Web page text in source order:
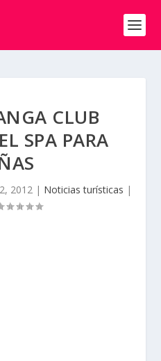
CLUB
SPA PARA
2012| Noticias turísticas |